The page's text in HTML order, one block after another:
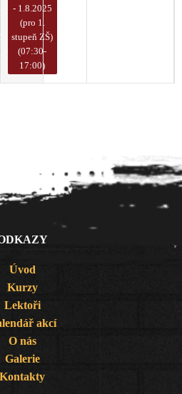
- 1.8.2025
(pro 1.
stupeň ZŠ)
(07:30-
17:00)
Úvod
Kurzy
Lektoři
akcí
O nás
Galerie
Kontakty